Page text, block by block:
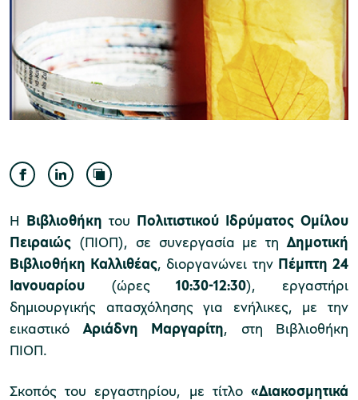
Μουσείο Ελιάς και Ελληνικού Λαδιού
Μουσείο Βιομηχανικής Ελαιουργίας
Μουσείο Πλινθοκεραμοποιίας N. & Σ.
Τσαλαπάτα
Η Βιβλιοθήκη του Πολιτιστικού Ιδρύματος Ομίλου
Πειραιώς (ΠΙΟΠ), σε συνεργασία με τηΔημοτική
Βιβλιοθήκη Καλλιθέας, διοργανώνει την Πέμπτη 24
Ιανουαρίου (ώρες10:30-12:30), εργαστήρι
δημιουργικής απασχόλησης για ενήλικες, με την
εικαστικόΑριάδνη Μαργαρίτη, στη Βιβλιοθήκη
ΠΙΟΠ.
Σκοπός του εργαστηρίου, με τίτλο «Διακοσμητικά